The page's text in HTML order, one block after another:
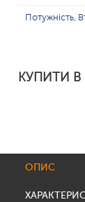
Потужність,
КУПИТИ В
ОПИС